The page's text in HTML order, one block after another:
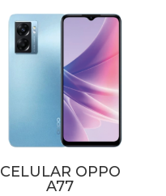
CELULAR OPPO
A77